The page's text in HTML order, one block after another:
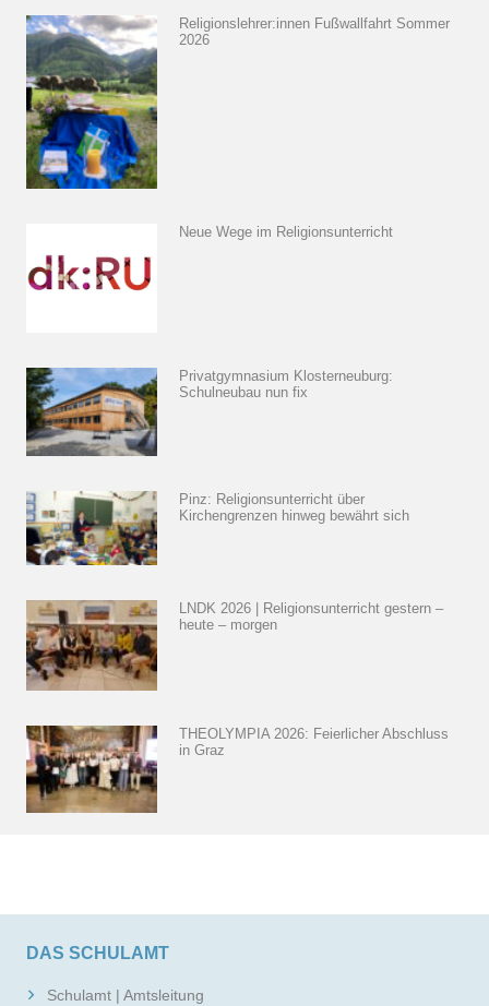
Religionslehrer:innen Fußwallfahrt Sommer
2026
Neue Wege im Religionsunterricht
Privatgymnasium Klosterneuburg:
Schulneubau nun fix
Pinz: Religionsunterricht über
Kirchengrenzen hinweg bewährt sich
LNDK 2026 | Religionsunterricht gestern –
heute – morgen
THEOLYMPIA 2026: Feierlicher Abschluss
in Graz
DAS SCHULAMT
Schulamt | Amtsleitung